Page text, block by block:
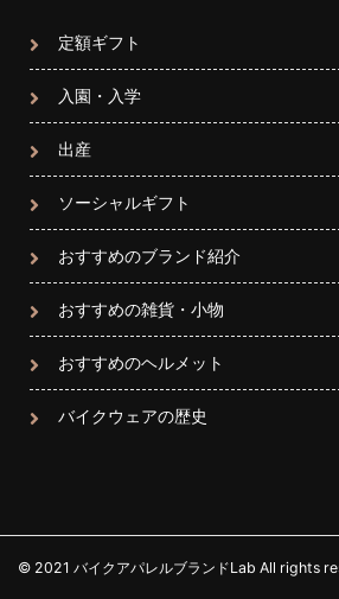
定額ギフト
入園・入学
出産
ソーシャルギフト
おすすめのブランド紹介
おすすめの雑貨・小物
おすすめのヘルメット
バイクウェアの歴史
© 2021 バイクアパレルブランドLab All rights